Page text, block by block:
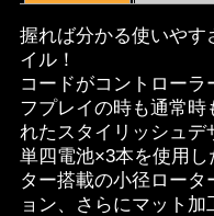
握れば分かる使いやす
イル！
コードがコントロー
フプレイの時も通常時
れたスタイリッシュデ
単四電池×3本を使用
ター搭載の小径ロー
ョン、さらにマット